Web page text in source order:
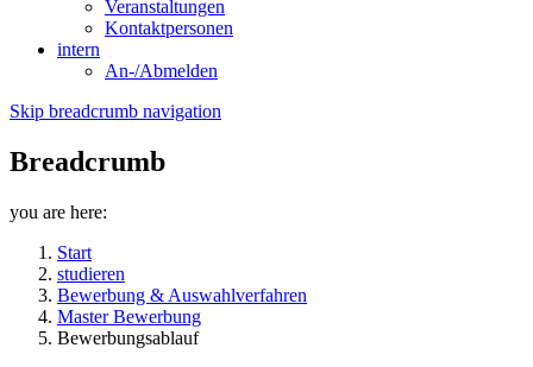
Veranstaltungen
Kontaktpersonen
intern
An-/Abmelden
Skip breadcrumb navigation
Breadcrumb
you are here:
Start
studieren
Bewerbung & Auswahlverfahren
Master Bewerbung
Bewerbungsablauf